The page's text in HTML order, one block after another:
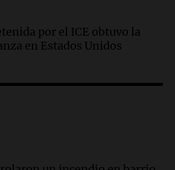
todos
de la servilleta que
con Barcelona
todos
por el ICE obtuvo la
en Estados Unidos